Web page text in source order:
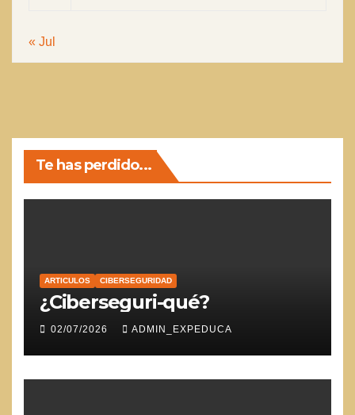
« Jul
Te has perdido...
ARTICULOS CIBERSEGURIDAD
¿Ciberseguri-qué?
02/07/2026 ADMIN_EXPEDUCA